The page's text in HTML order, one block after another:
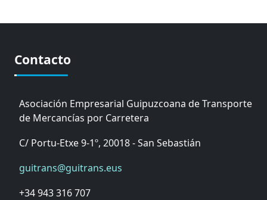
Contacto
Asociación Empresarial Guipuzcoana de Transporte
de Mercancías por Carretera
C/ Portu-Etxe 9-1º, 20018 - San Sebastián
guitrans@guitrans.eus
+34 943 316 707